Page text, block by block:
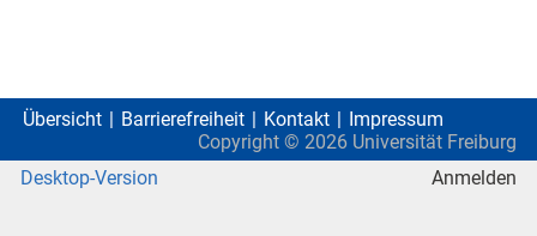
Übersicht Barrierefreiheit Kontakt
Impressum
Copyright © 2026 Universität Freiburg
Desktop-Version
Anmelden